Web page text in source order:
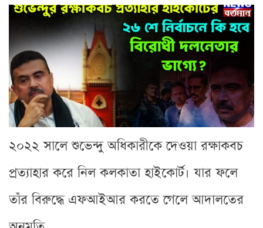
২০২২ সালে শুভেন্দু অধিকারীকে দেওয়া রক্ষাকবচ
প্রত্যাহার করে নিল কলকাতা হাইকোর্ট। যার ফলে
তাঁর বিরুদ্ধে এফআইআর করতে গেলে আদালতের